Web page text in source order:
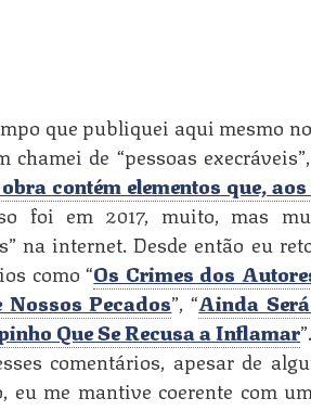
que publiquei aqui mesmo
chamei de “pessoas
contém elementos que,
foi em 2017, muito, mas
na internet. Desde então eu
como “Os Crimes dos
Pecados”, “Ainda
Que Se Recusa a Inflamar”.
comentários, apesar de
eu me mantive coerente com